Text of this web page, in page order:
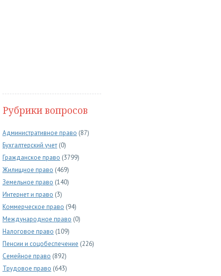
Рубрики вопросов
Административное право (87)
Бухгалтерский учет (0)
Гражданское право (3799)
Жилищное право (469)
Земельное право (140)
Интернет и право (3)
Коммерческое право (94)
Международное право (0)
Налоговое право (109)
Пенсии и соцобеспечение (226)
Семейное право (892)
Трудовое право (643)